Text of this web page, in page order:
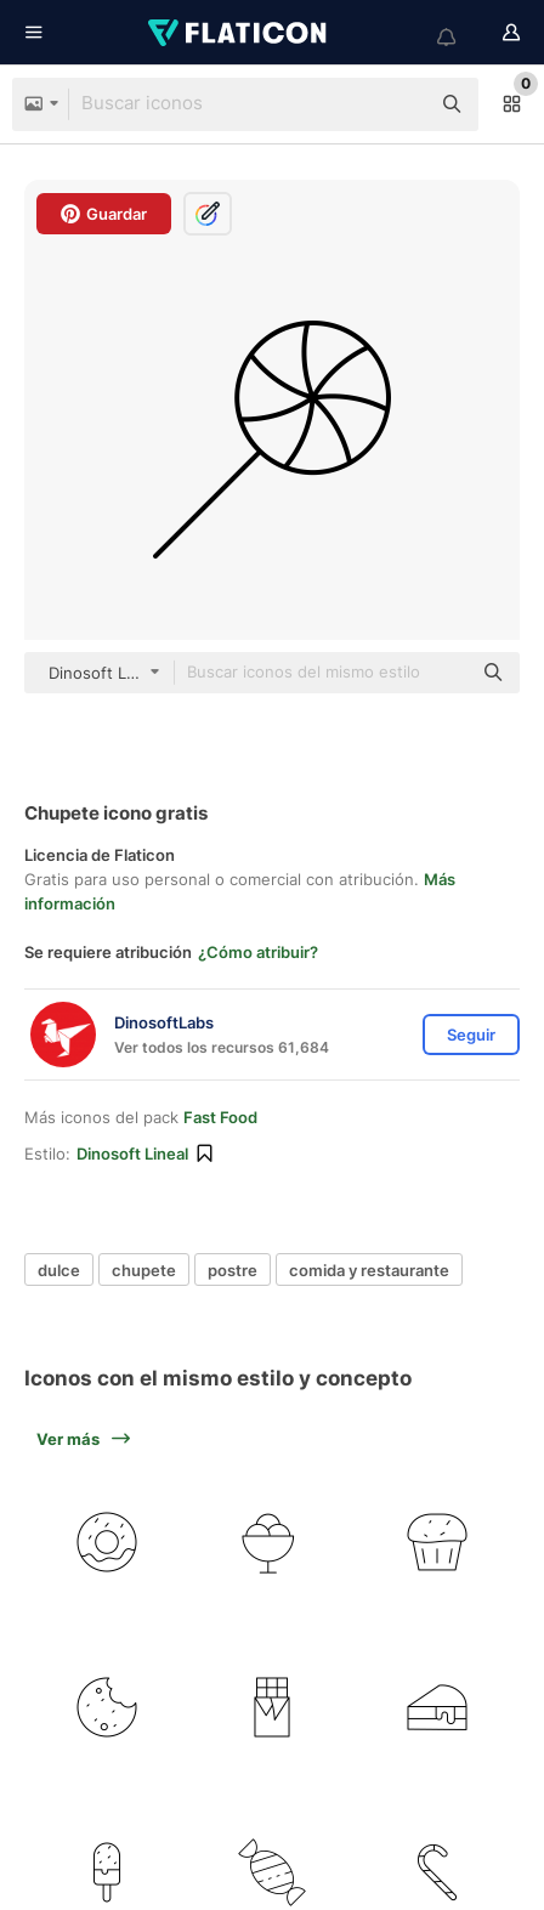
0
Guardar
Dinosoft Lineal
Chupete icono gratis
Licencia de Flaticon
Gratis para uso personal o comercial con atribución. Más
información
Se requiere atribución ¿Cómo atribuir?
DinosoftLabs
Ver todos los recursos 61,684
Seguir
Más iconos del pack Fast Food
Estilo: Dinosoft Lineal
dulce chupete postre comida y restaurante
Iconos con el mismo estilo y concepto
Ver más